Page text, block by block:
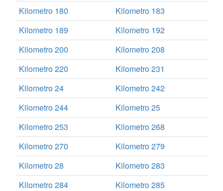
Kilometro 180
Kilometro 183
Kilometro 189
Kilometro 192
Kilometro 200
Kilometro 208
Kilometro 220
Kilometro 231
Kilometro 24
Kilometro 242
Kilometro 244
Kilometro 25
Kilometro 253
Kilometro 268
Kilometro 270
Kilometro 279
Kilometro 28
Kilometro 283
Kilometro 284
Kilometro 285